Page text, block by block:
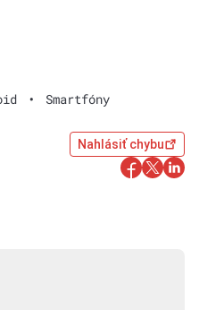
• Smartfóny
Nahlásiť chybu